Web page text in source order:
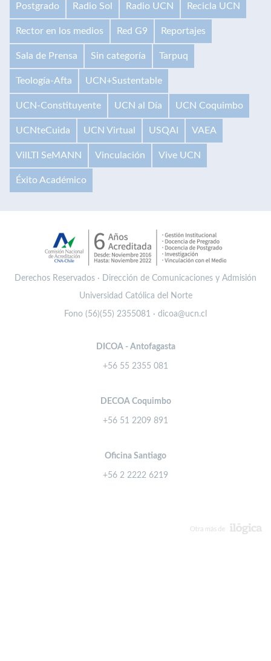
Postgrado Radio Sol Radio UCN Recicla UCN
Rector en los medios Red G9 Reportajes
Sala de Prensa Sin categoría Tarpuq
Teología-Afta UCN+Sustentable
UCN-Constituyente UCN al Día UCN Coquimbo
UCNteCuida UCN Virtual USQAI VAEA
VilLTI SeMANN Vinculación Vive UCN
Éxito Académico
Derechos Reservados · Dirección de Comunicaciones y Admisión
Universidad Católica del Norte
Fono (56)(55) 2355081 · dicoa@ucn.cl
DICOA - Antofagasta
+56 55 2355 081
DECOA Coquimbo
+56 51 2209 891
Oficina Santiago
+56 2 2222 6219